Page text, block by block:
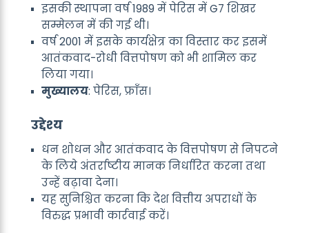
इसकी स्थापना वर्ष 1989 में पेरिस में G7 शिखर
सम्मेलन में की गई थी।
वर्ष 2001 में इसके कार्यक्षेत्र का विस्तार कर इसमें
आतंकवाद-रोधी वित्तपोषण को भी शामिल कर
लिया गया।
मुख्यालय: पेरिस, फ्राँस।
उद्देश्य
धन शोधन और आतंकवाद के वित्तपोषण से निपटने
के लिये अंतर्राष्टीय मानक निर्धारित करना तथा
उन्हें बढ़ावा देना।
यह सुनिश्चित करना कि देश वित्तीय अपराधों के
विरुद्ध प्रभावी कार्रवाई करें।